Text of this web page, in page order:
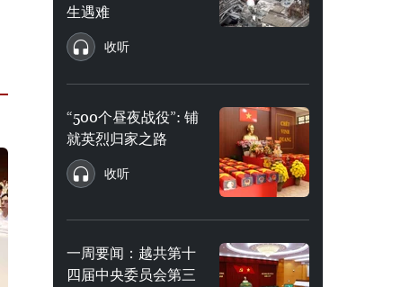
生遇难
收听
“500个昼夜战役”: 铺
就英烈归家之路
收听
一周要闻：越共第十
四届中央委员会第三